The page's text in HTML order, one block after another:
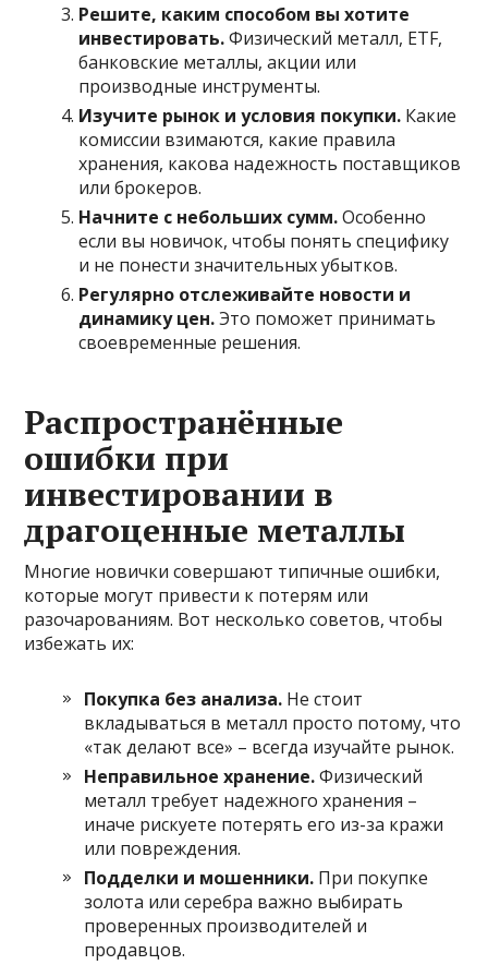
Решите, каким способом вы хотите
инвестировать.Физический металл, ETF,
банковские металлы, акции или
производные инструменты.
Изучите рынок и условия покупки. Какие
комиссии взимаются, какие правила
хранения, какова надежность поставщиков
или брокеров.
Начните с небольших сумм.Особенно
если вы новичок, чтобы понять специфику
и не понести значительных убытков.
Регулярно отслеживайте новости и
динамику цен.Это поможет принимать
своевременные решения.
Распространённые
ошибки при
инвестировании в
драгоценные металлы
Многие новички совершают типичные ошибки,
которые могут привести к потерям или
разочарованиям. Вот несколько советов, чтобы
избежать их:
Покупка без анализа. Не стоит
вкладываться в металл просто потому, что
«так делают все» – всегда изучайте рынок.
Неправильное хранение.Физический
металл требует надежного хранения –
иначе рискуете потерять его из-за кражи
или повреждения.
Подделки и мошенники. При покупке
золота или серебра важно выбирать
проверенных производителей и
продавцов.